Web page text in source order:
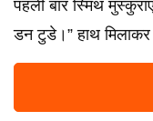
पहली बार स्मिथ
डन टुडे।” हाथ